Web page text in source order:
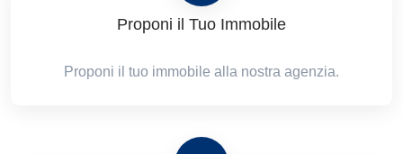
Proponi il Tuo Immobile
Proponi il tuo immobile alla nostra agenzia.